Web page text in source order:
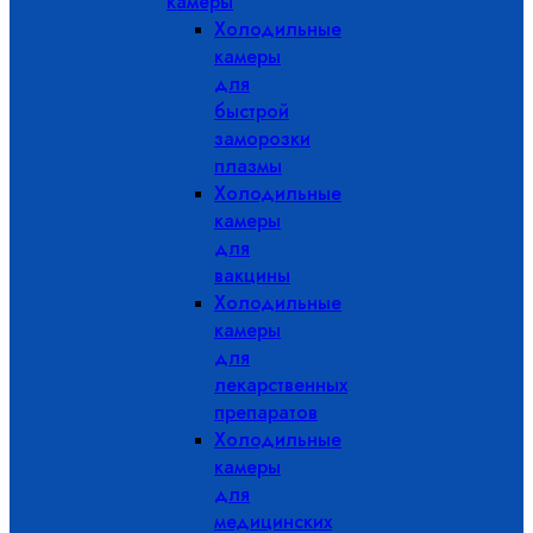
Холодильные
камеры
для
быстрой
заморозки
плазмы
Холодильные
камеры
для
вакцины
Холодильные
камеры
для
лекарственных
препаратов
Холодильные
камеры
для
медицинских